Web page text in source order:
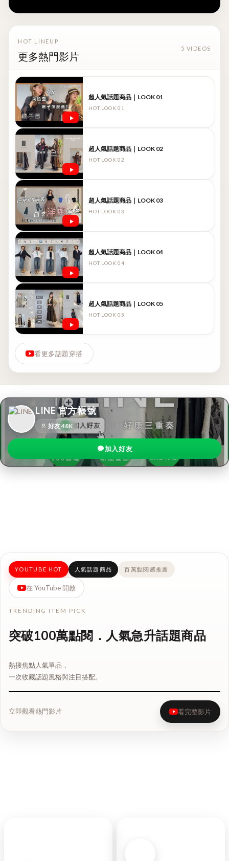
HOT LINEUP
更多熱門影片
5 VIDEOS
超人氣話題商品｜LOOK 01
HOT LOOK 01
超人氣話題商品｜LOOK 02
HOT LOOK 02
超人氣話題商品｜LOOK 03
HOT LOOK 03
超人氣話題商品｜LOOK 04
HOT LOOK 04
超人氣話題商品｜LOOK 05
HOT LOOK 05
看更多話題穿搭
LINE 官方帳號
好友 48K
加入好友
YOUTUBE HOT 人氣話題商品 百萬點閱感推薦
在 YouTube 開啟
TRENDING ITEM PICK
突破100萬點閱．人氣急升話題商品
熱搜焦點人氣單品，
一次收藏話題風格與注目搭配。
YouTube100萬點閱｜人氣話題穿搭推薦
HOT ITEM TREND LOOK
立即觀看熱門影片 看完整影片